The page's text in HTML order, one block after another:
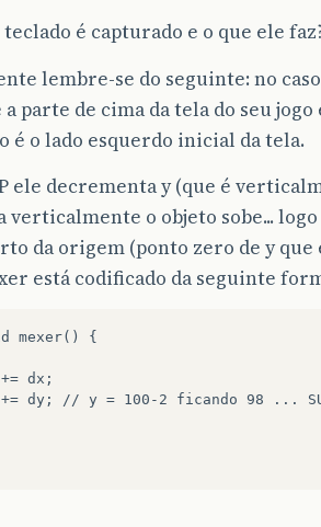
é capturado e o que ele
lembre-se do seguinte: no
a parte de cima da tela do seu jogo
é o lado esquerdo inicial da tela.
ele decrementa y (que é
verticalmente o objeto sobe...
da origem (ponto zero de y que
está codificado da seguinte
mexer() {
dx;
dy; // y = 100-2 ficando 98 ...